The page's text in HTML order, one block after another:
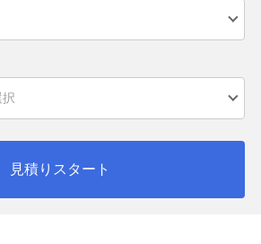
見積りスタート